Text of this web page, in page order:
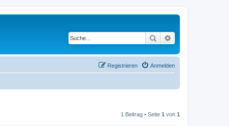
Suche
Anmelden
Registrieren
1 Beitrag • Seite 1 von 1